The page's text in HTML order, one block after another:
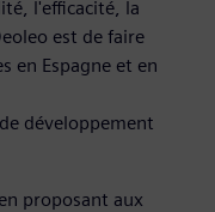
l'efficacité, la
est de faire
en Espagne et en
développement
proposant aux